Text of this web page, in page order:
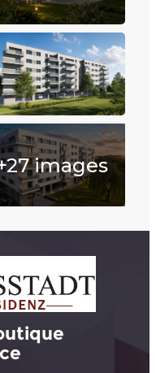
images